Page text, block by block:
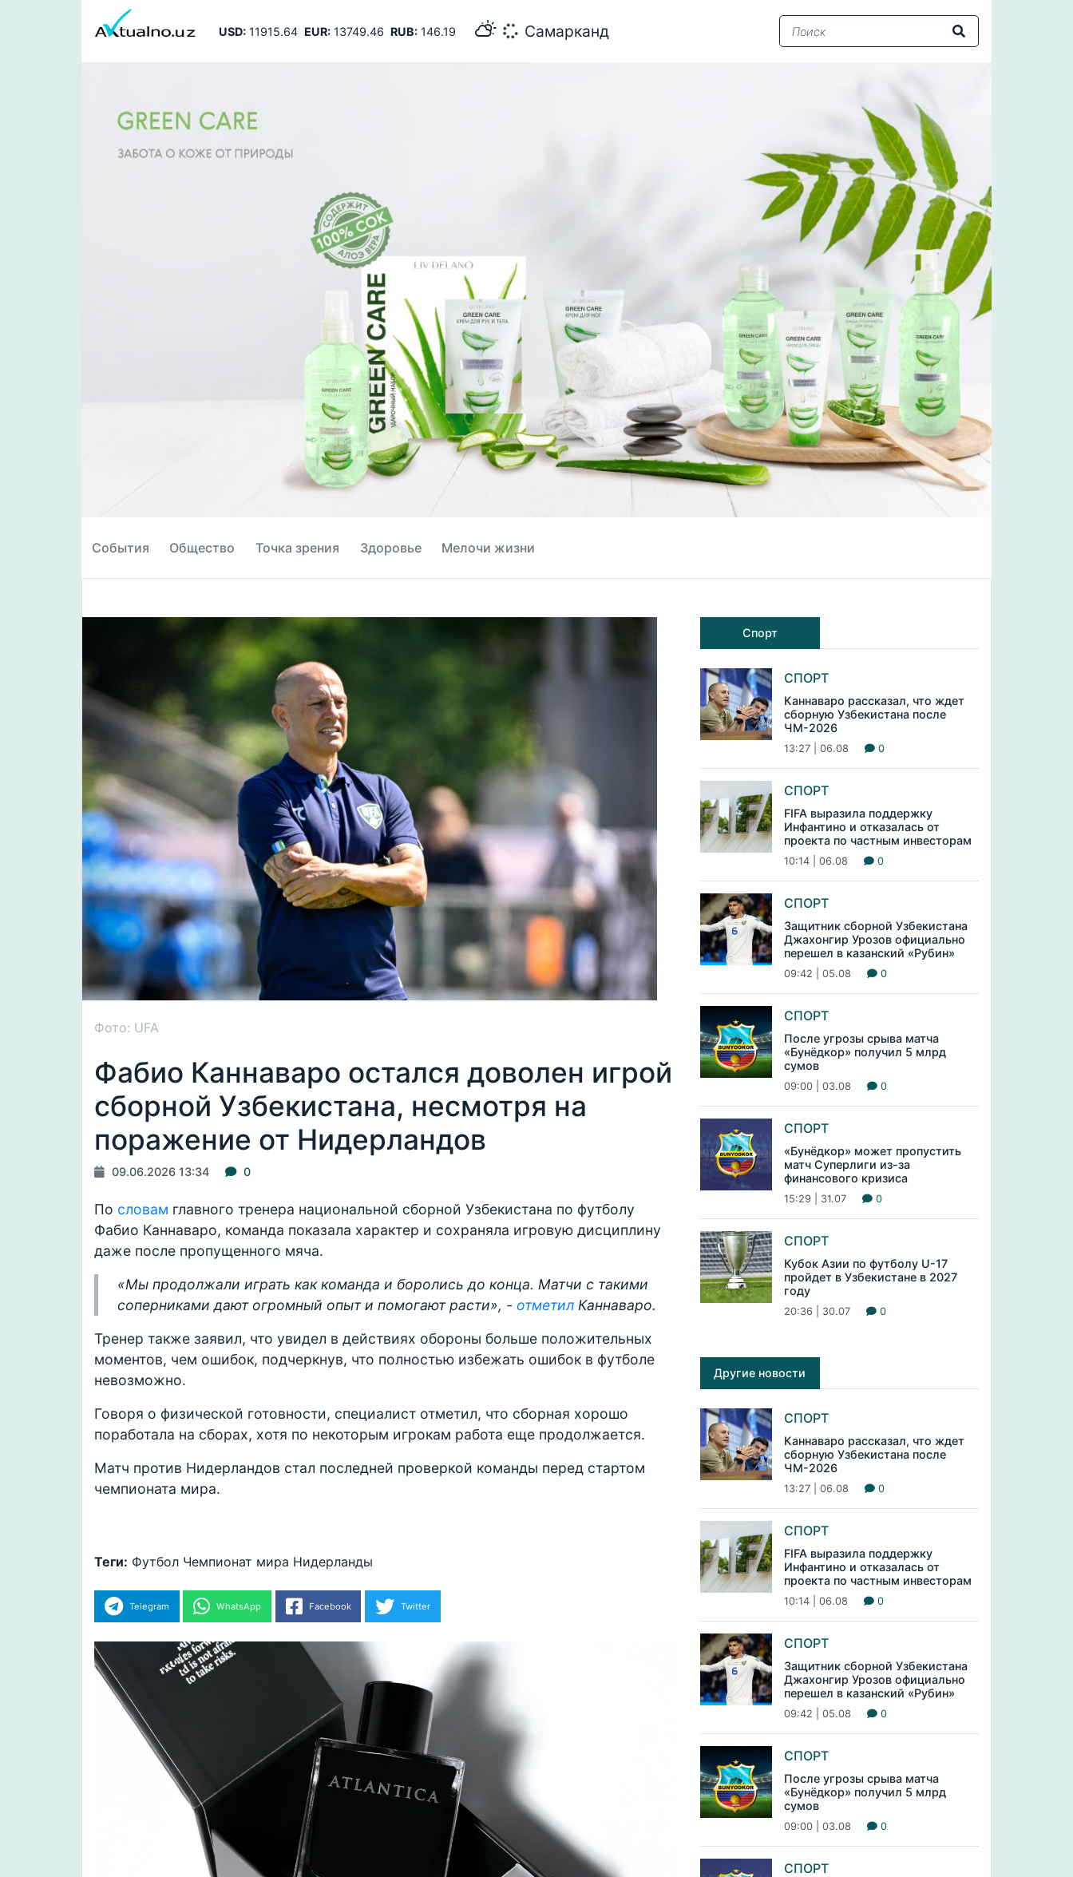
USD:11915.64 EUR:13749.46 RUB:146.19 31 Бухара
События Общество Точка зрения Здоровье Мелочи жизни
Фото: UFA
Фабио Каннаваро остался доволен игрой
сборной Узбекистана, несмотря на
поражение от Нидерландов
09.06.2026 13:34 0
По словам главного тренера национальной сборной Узбекистана по футболу
Фабио Каннаваро, команда показала характер и сохраняла игровую дисциплину
даже после пропущенного мяча.
«Мы продолжали играть как команда и боролись до конца. Матчи с такими
соперниками дают огромный опыт и помогают расти», - отметил Каннаваро.
Тренер также заявил, что увидел в действиях обороны больше положительных
моментов, чем ошибок, подчеркнув, что полностью избежать ошибок в футболе
невозможно.
Говоря о физической готовности, специалист отметил, что сборная хорошо
поработала на сборах, хотя по некоторым игрокам работа еще продолжается.
Матч против Нидерландов стал последней проверкой команды перед стартом
чемпионата мира.
Теги: Футбол Чемпионат мира Нидерланды
Telegram WhatsApp Facebook Twitter
Спорт
СПОРТ
Каннаваро рассказал, что ждет
сборную Узбекистана после
ЧМ-2026
13:27 | 06.08 0
СПОРТ
FIFA выразила поддержку
Инфантино и отказалась от
проекта по частным инвесторам
10:14 | 06.08 0
СПОРТ
Защитник сборной Узбекистана
Джахонгир Урозов официально
перешел в казанский «Рубин»
09:42 | 05.08 0
СПОРТ
После угрозы срыва матча
«Бунёдкор» получил 5 млрд
сумов
09:00 | 03.08 0
СПОРТ
«Бунёдкор» может пропустить
матч Суперлиги из-за
финансового кризиса
15:29 | 31.07 0
СПОРТ
Кубок Азии по футболу U-17
пройдет в Узбекистане в 2027
году
20:36 | 30.07 0
Другие новости
СПОРТ
Каннаваро рассказал, что ждет
сборную Узбекистана после
ЧМ-2026
13:27 | 06.08 0
СПОРТ
FIFA выразила поддержку
Инфантино и отказалась от
проекта по частным инвесторам
10:14 | 06.08 0
СПОРТ
Защитник сборной Узбекистана
Джахонгир Урозов официально
перешел в казанский «Рубин»
09:42 | 05.08 0
СПОРТ
После угрозы срыва матча
«Бунёдкор» получил 5 млрд
сумов
09:00 | 03.08 0
СПОРТ